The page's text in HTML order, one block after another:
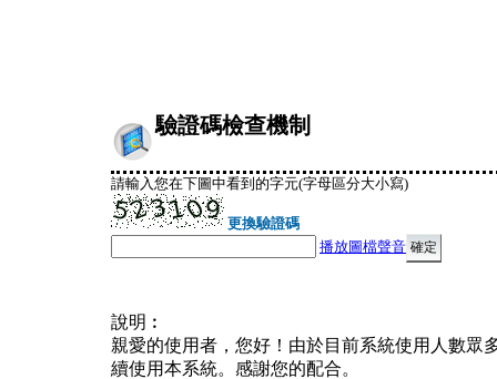
驗證碼檢查機制
請輸入您在下圖中看到的字元(字母區分大小寫)
更換驗證碼
播放圖檔聲音
說明︰
親愛的使用者，您好！由於目前系統使用人數眾
續使用本系統。感謝您的配合。